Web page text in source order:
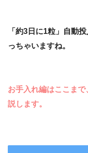
「約3日に1粒」自動
っちゃいますね。
お手入れ編はここま
説します。